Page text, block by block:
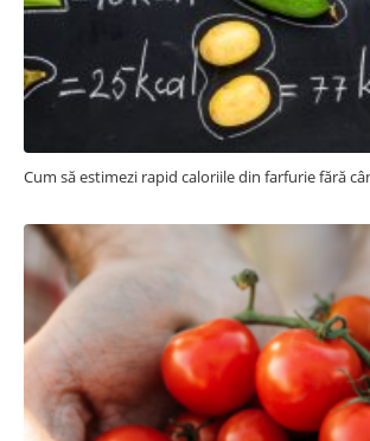
Cum să estimezi rapid caloriile din farfurie fără